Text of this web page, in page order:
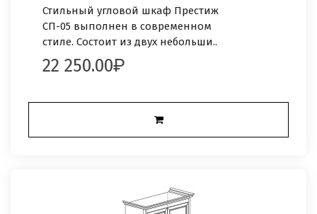
Стильный угловой шкаф Престиж
СП-05 выполнен в современном
стиле. Состоит из двух небольши..
22 250.00